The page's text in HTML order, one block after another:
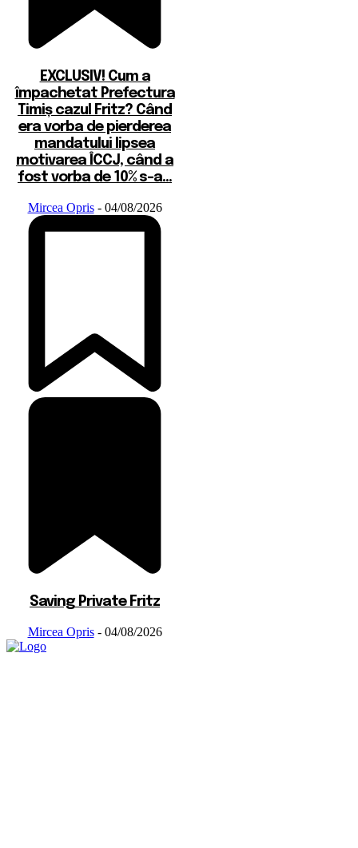
EXCLUSIV! Cum a
împachetat Prefectura
Timiș cazul Fritz? Când
era vorba de pierderea
mandatului lipsea
motivarea ÎCCJ, când a
fost vorba de 10% s-a...
Mircea Opris - 04/08/2026
Saving Private Fritz
Mircea Opris - 04/08/2026